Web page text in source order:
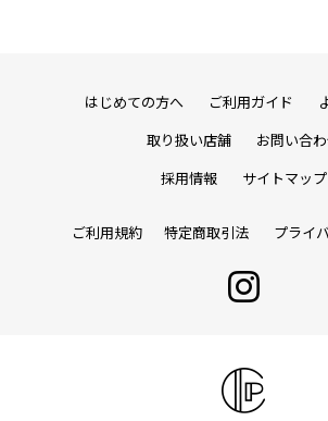
はじめての方へ ご利用ガイド
取り扱い店舗 お問い合
採用情報 サイトマップ
ご利用規約 特定商取引法 プライ